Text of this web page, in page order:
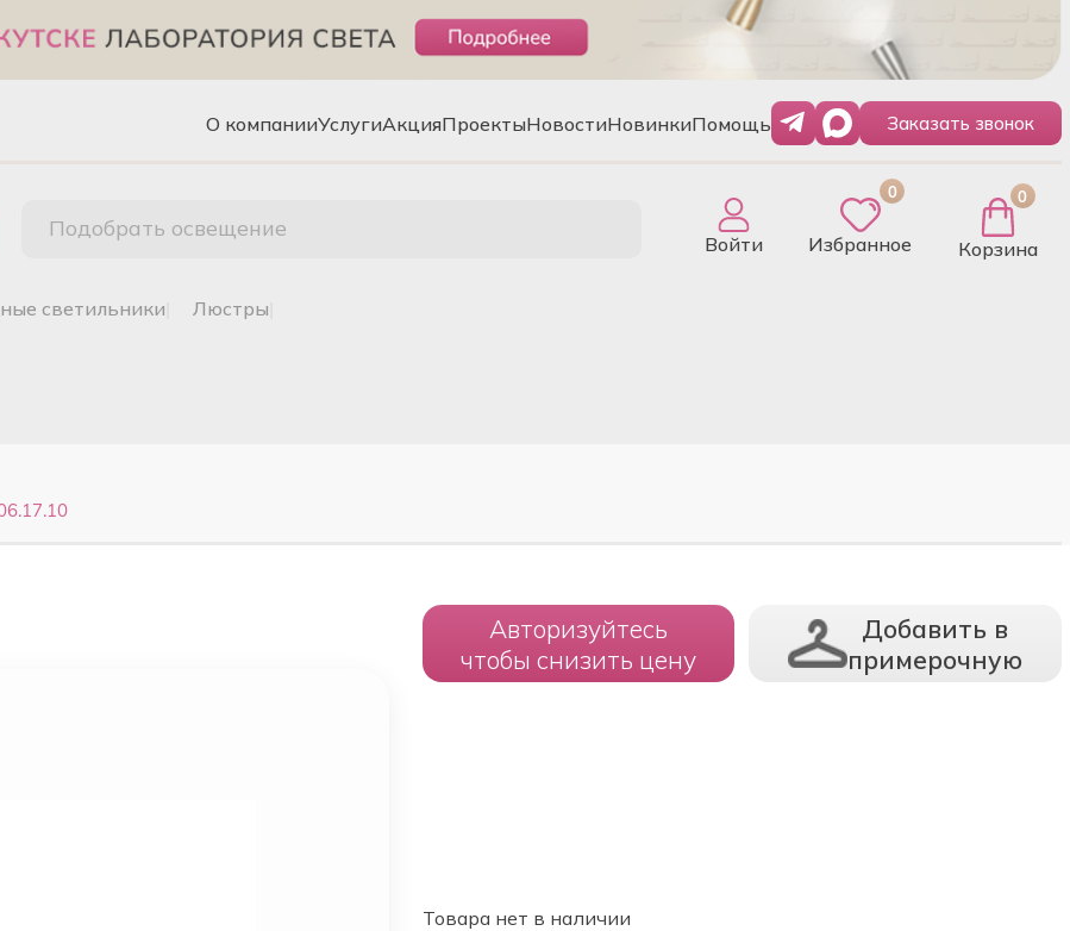
О компанииУслугиАкцияПроектыНовостиНовинкиПомощь Заказать звонок
Подобрать освещение
Войти
0
Избранное
0
Корзина
светильники люстры
Авторизуйтесь
чтобы снизить цену
Добавить в
примерочную
Товара нет в наличии